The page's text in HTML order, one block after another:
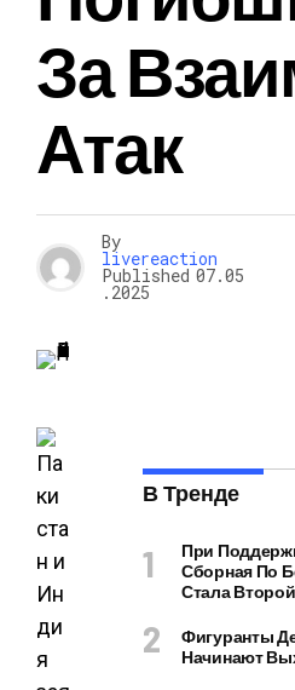
За
Атак
By
livereaction
Published 07.05
.2025
В Тренде
При
Сборная По
Стала
Фигуранты
Начинают